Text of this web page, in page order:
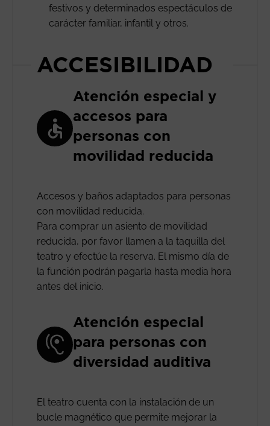
festivos y determinados espectáculos de
carácter familiar, infantil y otros.
ACCESIBILIDAD
Atención especial y
accesos para
personas con
movilidad reducida
Accesos y baños adaptados para personas
con movilidad reducida.
Para comprar un asiento de movilidad
reducida, por favor llamen a la taquilla del
teatro y efectúe la reserva. El mismo día de
la función podrán pagarla hasta media hora
antes del inicio.
Atención especial
para personas con
diversidad auditiva
El teatro cuenta con la instalación de un
bucle magnético que permite mejorar la